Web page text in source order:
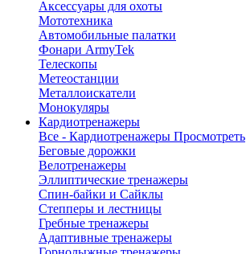
Аксессуары для охоты
Мототехника
Автомобильные палатки
Фонари ArmyTek
Телескопы
Метеостанции
Металлоискатели
Монокуляры
Кардиотренажеры
Все - Кардиотренажеры Просмотреть
Беговые дорожки
Велотренажеры
Эллиптические тренажеры
Спин-байки и Сайклы
Степперы и лестницы
Гребные тренажеры
Адаптивные тренажеры